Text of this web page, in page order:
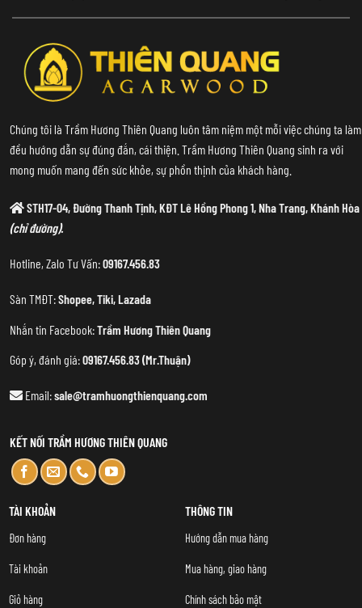
Chúng tôi là Trầm Hương Thiên Quang luôn tâm niệm một mỗi việc chúng ta làm
đều hướng dẫn sự đúng đắn, cái thiện. Trầm Hương Thiên Quang sinh ra với
mong muốn mang đến sức khỏe, sự phồn thịnh của khách hàng.
STH17-04, Đường Thanh Tịnh, KĐT Lê Hồng Phong 1, Nha Trang, Khánh Hòa
(chỉ đường).
Hotline, Zalo Tư Vấn:09167.456.83
Sàn TMĐT:Shopee,Tiki,Lazada
Nhắn tin Facebook:Trầm Hương Thiên Quang
Góp ý, đánh giá:09167.456.83 (Mr.Thuận)
Email:sale@tramhuongthienquang.com
KẾT NỐI TRẦM HƯƠNG THIÊN QUANG
TÀI KHOẢN
Đơn hàng
Tài khoản
Giỏ hàng
THÔNG TIN
Hướng dẫn mua hàng
Mua hàng, giao hàng
Chính sách bảo mật